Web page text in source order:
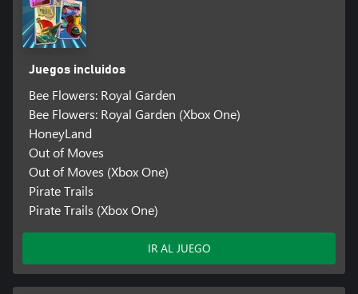
Juegos incluidos
Bee Flowers: Royal Garden
Bee Flowers: Royal Garden (Xbox One)
HoneyLand
Out of Moves
Out of Moves (Xbox One)
Pirate Trails
Pirate Trails (Xbox One)
IR AL JUEGO